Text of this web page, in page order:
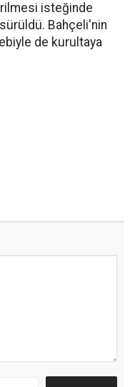
isteğinde
Bahçeli'nin
de kurultaya